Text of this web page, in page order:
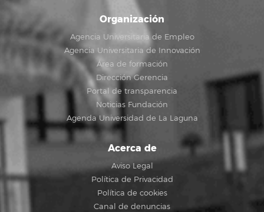
Organización
Agencia Universitaria de Empleo
Agencia Universitaria de Innovación
Área de formación
Dirección Gerencia
Portal de transparencia
Noticias Fundación
Agenda Universidad de La Laguna
Acerca de
Aviso Legal
Política de Privacidad
Política de cookies
Canal de denuncias